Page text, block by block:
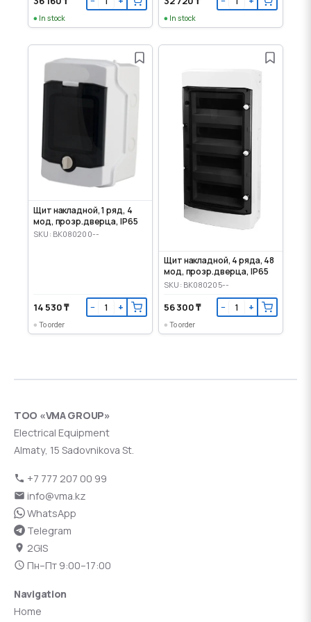
In stock In stock
Щит накладной, 1 ряд, 4
мод, прозр.дверца, IP65
SKU: BK080200--
14 530 ₸ − +
To order
Щит накладной, 4 ряда, 48
мод, прозр.дверца, IP65
SKU: BK080205--
56 300 ₸ − +
To order
ТОО «VMA GROUP»
Electrical Equipment
Almaty, 15 Sadovnikova St.
+7 777 207 00 99
info@vma.kz
WhatsApp
Telegram
2GIS
Пн–Пт 9:00–17:00
Navigation
Home